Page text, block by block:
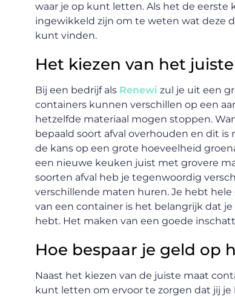
waar je op kunt letten. Als het de
ingewikkeld zijn om te weten wat deze
kunt vinden.
Het kiezen van het
Bij een bedrijf als Renewi zul je uit een
containers kunnen verschillen op een
hetzelfde materiaal mogen stoppen.
bepaald soort afval overhouden en dit
de kans op een grote hoeveelheid
een nieuwe keuken juist met grovere
soorten afval heb je tegenwoordig
verschillende maten huren. Je hebt
van een container is het belangrijk dat
hebt. Het maken van een goede
Hoe bespaar je geld op
Naast het kiezen van de juiste maat
kunt letten om ervoor te zorgen dat jij